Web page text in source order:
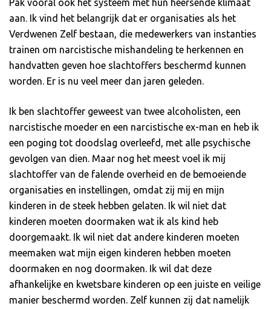
Pak vooral ook het systeem met hun heersende klimaat
aan. Ik vind het belangrijk dat er organisaties als het
Verdwenen Zelf bestaan, die medewerkers van instanties
trainen om narcistische mishandeling te herkennen en
handvatten geven hoe slachtoffers beschermd kunnen
worden. Er is nu veel meer dan jaren geleden.
Ik ben slachtoffer geweest van twee alcoholisten, een
narcistische moeder en een narcistische ex-man en heb ik
een poging tot doodslag overleefd, met alle psychische
gevolgen van dien. Maar nog het meest voel ik mij
slachtoffer van de falende overheid en de bemoeiende
organisaties en instellingen, omdat zij mij en mijn
kinderen in de steek hebben gelaten. Ik wil niet dat
kinderen moeten doormaken wat ik als kind heb
doorgemaakt. Ik wil niet dat andere kinderen moeten
meemaken wat mijn eigen kinderen hebben moeten
doormaken en nog doormaken. Ik wil dat deze
afhankelijke en kwetsbare kinderen op een juiste en veilige
manier beschermd worden. Zelf kunnen zij dat namelijk